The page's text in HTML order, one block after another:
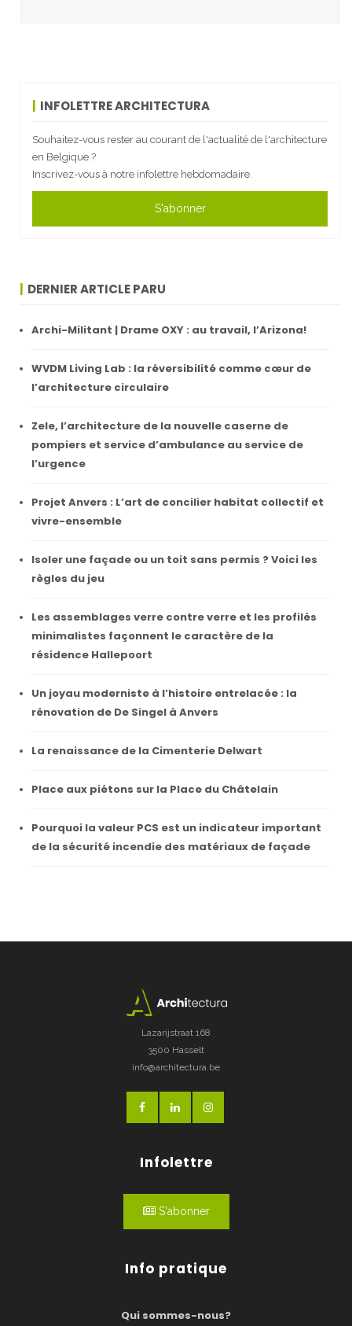
INFOLETTRE ARCHITECTURA
Souhaitez-vous rester au courant de l'actualité de l'architecture
en Belgique ?
Inscrivez-vous à notre infolettre hebdomadaire.
S'abonner
DERNIER ARTICLE PARU
Archi-Militant | Drame OXY : au travail, l’Arizona!
WVDM Living Lab : la réversibilité comme cœur de
l’architecture circulaire
Zele, l’architecture de la nouvelle caserne de
pompiers et service d’ambulance au service de
l’urgence
Projet Anvers : L’art de concilier habitat collectif et
vivre-ensemble
Isoler une façade ou un toit sans permis ? Voici les
règles du jeu
Les assemblages verre contre verre et les profilés
minimalistes façonnent le caractère de la
résidence Hallepoort
Un joyau moderniste à l’histoire entrelacée : la
rénovation de De Singel à Anvers
La renaissance de la Cimenterie Delwart
Place aux piétons sur la Place du Châtelain
Pourquoi la valeur PCS est un indicateur important
de la sécurité incendie des matériaux de façade
Lazarijstraat 168
3500 Hasselt
info@architectura.be
Infolettre
S'abonner
Info pratique
Qui sommes-nous?